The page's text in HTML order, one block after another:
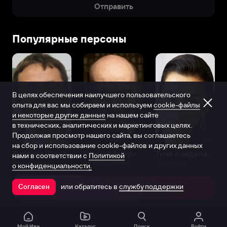
ем
году
семье
артиста
Армении
Карена
Джанибекяна
(«Хаос»,
«Рыжий
самолет»,
Микаэл
-
армянской
Отправить
Популярные персоны
Виталий Шляппо
Продюсер Актёр дубляжа
Открыть в приложении
В целях обеспечения наилучшего пользовательского
опыта для вас мы собираем и используем cookie-файлы
и некоторые другие данные на нашем сайте
в технических, аналитических и маркетинговых целях.
Продолжая просмотр нашего сайта, вы соглашаетесь
на сбор и использование cookie-файлов и других данных
нами в соответствии с Политикой
о конфиденциальности.
Согласен или обратитесь в службу поддержки